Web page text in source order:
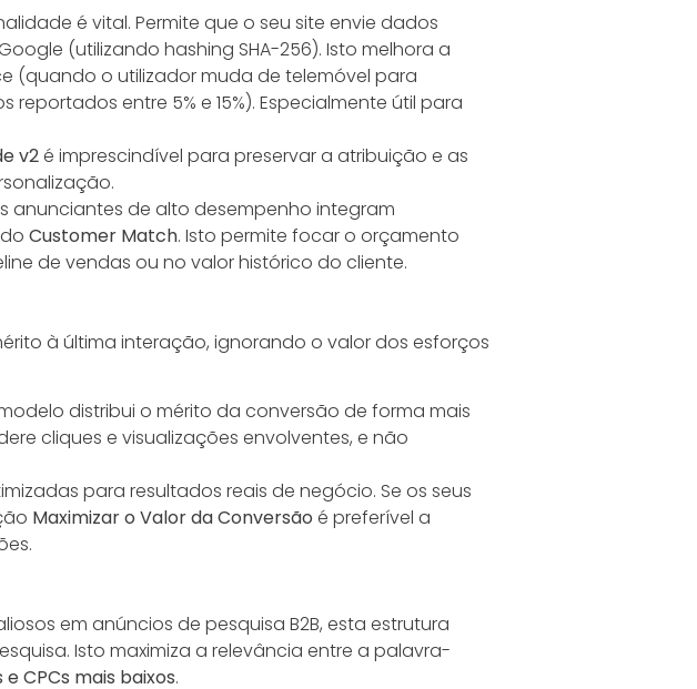
é vital. Permite que o seu site envie dados
(utilizando hashing SHA-256). Isto melhora a
(quando o utilizador muda de telemóvel para
entre 5% e 15%). Especialmente útil para
v2é imprescindível para preservar a atribuição e as
anunciantes de alto desempenho integram
Customer Match. Isto permite focar o orçamento
de vendas ou no valor histórico do cliente.
à última interação, ignorando o valor dos esforços
distribui o mérito da conversão de forma mais
cliques e visualizações envolventes, e não
para resultados reais de negócio. Se os seus
Maximizar o Valor da Conversão é preferível a
em anúncios de pesquisa B2B, esta estrutura
Isto maximiza a relevância entre a palavra-
CPCs mais baixos.